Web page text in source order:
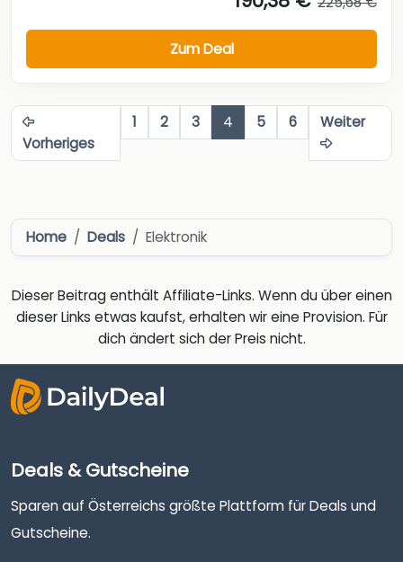
Zum Deal
Vorheriges
1 2 3 4 5 6 Weiter
Home Deals Elektronik
Dieser Beitrag enthält Affiliate-Links. Wenn du über einen
dieser Links etwas kaufst, erhalten wir eine Provision. Für
dich ändert sich der Preis nicht.
Deals & Gutscheine
Sparen auf Österreichs größte Plattform für Deals und
Gutscheine.